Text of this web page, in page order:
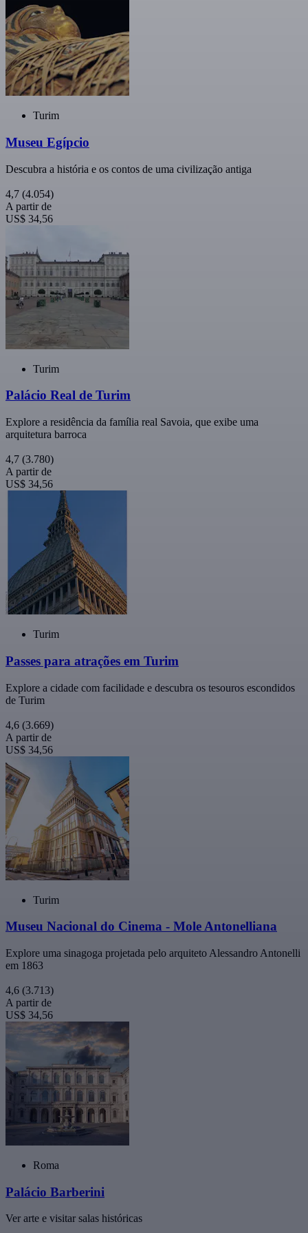
Turim
Museu Egípcio
Descubra a história e os contos de uma civilização antiga
4,7 (4.054)
A partir de
US$ 34,56
Turim
Palácio Real de Turim
Explore a residência da família real Savoia, que exibe uma
arquitetura barroca
4,7 (3.780)
A partir de
US$ 34,56
Turim
Passes para atrações em Turim
Explore a cidade com facilidade e descubra os tesouros escondidos
de Turim
4,6 (3.669)
A partir de
US$ 34,56
Turim
Museu Nacional do Cinema - Mole Antonelliana
Explore uma sinagoga projetada pelo arquiteto Alessandro Antonelli
em 1863
4,6 (3.713)
A partir de
US$ 34,56
Roma
Palácio Barberini
Ver arte e visitar salas históricas